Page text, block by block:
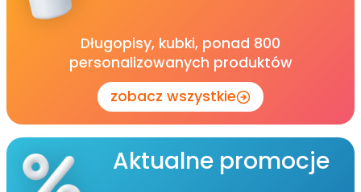
Długopisy, kubki, ponad 800
personalizowanych produktów
zobacz wszystkie
Aktualne promocje